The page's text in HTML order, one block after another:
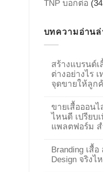
TNP บอกต่อ
บทความอ่านล่
สร้างแบรนด์
ต่างอย่างไร
จุดขายให้ลูก
ขายเสื้อออน
ไหนดี เปรียบ
แพลตฟอร์ม
Branding เสื้
Design จริงไ